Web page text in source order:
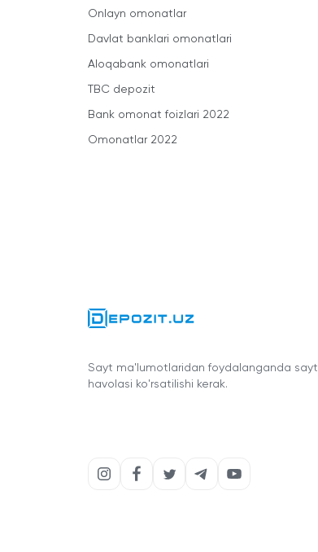
Onlayn omonatlar
Davlat banklari omonatlari
Aloqabank omonatlari
TBC depozit
Bank omonat foizlari 2022
Omonatlar 2022
Sayt ma'lumotlaridan foydalanganda sayt
havolasi ko'rsatilishi kerak.